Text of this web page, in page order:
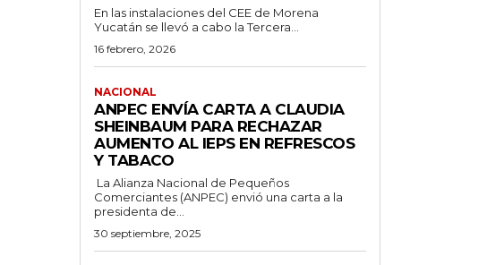
En las instalaciones del CEE de Morena
Yucatán se llevó a cabo la Tercera...
16 febrero, 2026
NACIONAL
ANPEC ENVÍA CARTA A CLAUDIA
SHEINBAUM PARA RECHAZAR
AUMENTO AL IEPS EN REFRESCOS
Y TABACO
La Alianza Nacional de Pequeños
Comerciantes (ANPEC) envió una carta a la
presidenta de...
30 septiembre, 2025